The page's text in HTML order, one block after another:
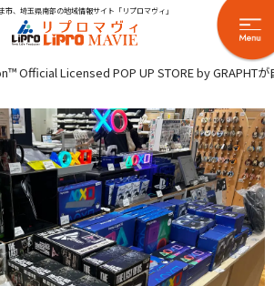
市、埼玉県南部の地域情報サイト「リプロマヴィ」
Official Licensed POP UP STORE by GRAPHT